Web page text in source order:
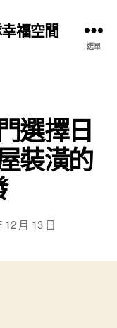
福空間
選單
選擇日
裝潢的
12 月 13 日